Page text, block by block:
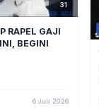
31
RAPEL GAJI
BEGINI
6 Juli 2026